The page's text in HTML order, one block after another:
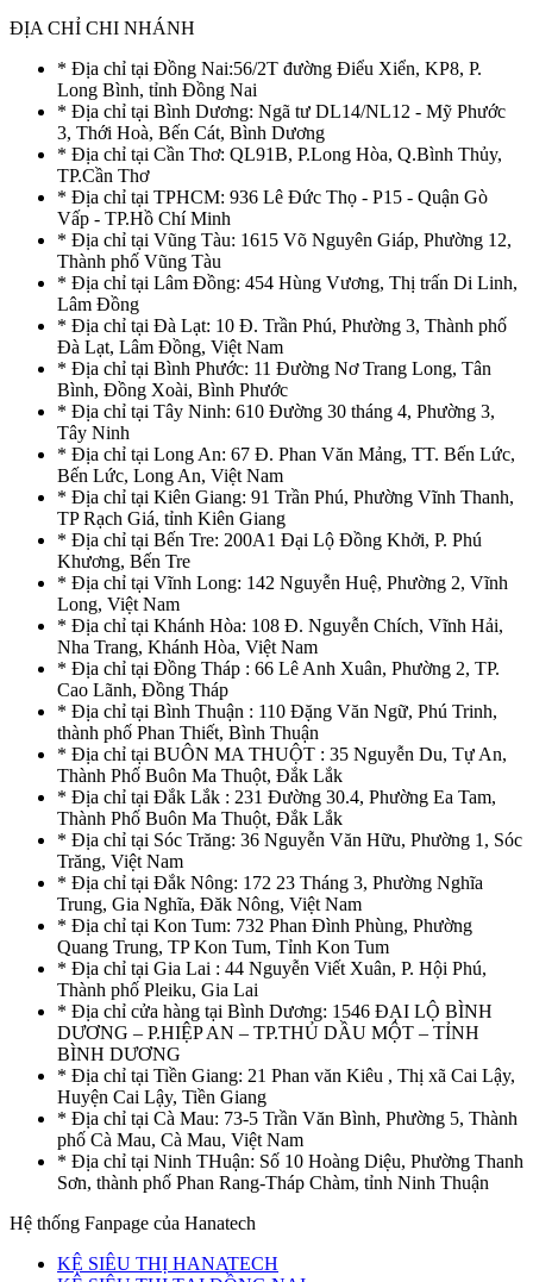
ĐỊA CHỈ CHI NHÁNH
* Địa chỉ tại Đồng Nai:56/2T đường Điểu Xiển, KP8, P.
Long Bình, tỉnh Đồng Nai
* Địa chỉ tại Bình Dương: Ngã tư DL14/NL12 - Mỹ Phước
3, Thới Hoà, Bến Cát, Bình Dương
* Địa chỉ tại Cần Thơ: QL91B, P.Long Hòa, Q.Bình Thủy,
TP.Cần Thơ
* Địa chỉ tại TPHCM: 936 Lê Đức Thọ - P15 - Quận Gò
Vấp - TP.Hồ Chí Minh
* Địa chỉ tại Vũng Tàu: 1615 Võ Nguyên Giáp, Phường 12,
Thành phố Vũng Tàu
* Địa chỉ tại Lâm Đồng: 454 Hùng Vương, Thị trấn Di Linh,
Lâm Đồng
* Địa chỉ tại Đà Lạt: 10 Đ. Trần Phú, Phường 3, Thành phố
Đà Lạt, Lâm Đồng, Việt Nam
* Địa chỉ tại Bình Phước: 11 Đường Nơ Trang Long, Tân
Bình, Đồng Xoài, Bình Phước
* Địa chỉ tại Tây Ninh: 610 Đường 30 tháng 4, Phường 3,
Tây Ninh
* Địa chỉ tại Long An: 67 Đ. Phan Văn Mảng, TT. Bến Lức,
Bến Lức, Long An, Việt Nam
* Địa chỉ tại Kiên Giang: 91 Trần Phú, Phường Vĩnh Thanh,
TP Rạch Giá, tỉnh Kiên Giang
* Địa chỉ tại Bến Tre: 200A1 Đại Lộ Đồng Khởi, P. Phú
Khương, Bến Tre
* Địa chỉ tại Vĩnh Long: 142 Nguyễn Huệ, Phường 2, Vĩnh
Long, Việt Nam
* Địa chỉ tại Khánh Hòa: 108 Đ. Nguyễn Chích, Vĩnh Hải,
Nha Trang, Khánh Hòa, Việt Nam
* Địa chỉ tại Đồng Tháp : 66 Lê Anh Xuân, Phường 2, TP.
Cao Lãnh, Đồng Tháp
* Địa chỉ tại Bình Thuận : 110 Đặng Văn Ngữ, Phú Trinh,
thành phố Phan Thiết, Bình Thuận
* Địa chỉ tại BUÔN MA THUỘT : 35 Nguyễn Du, Tự An,
Thành Phố Buôn Ma Thuột, Đắk Lắk
* Địa chỉ tại Đắk Lắk : 231 Đường 30.4, Phường Ea Tam,
Thành Phố Buôn Ma Thuột, Đắk Lắk
* Địa chỉ tại Sóc Trăng: 36 Nguyễn Văn Hữu, Phường 1, Sóc
Trăng, Việt Nam
* Địa chỉ tại Đắk Nông: 172 23 Tháng 3, Phường Nghĩa
Trung, Gia Nghĩa, Đăk Nông, Việt Nam
* Địa chỉ tại Kon Tum: 732 Phan Đình Phùng, Phường
Quang Trung, TP Kon Tum, Tỉnh Kon Tum
* Địa chỉ tại Gia Lai : 44 Nguyễn Viết Xuân, P. Hội Phú,
Thành phố Pleiku, Gia Lai
* Địa chỉ cửa hàng tại Bình Dương: 1546 ĐẠI LỘ BÌNH
DƯƠNG – P.HIỆP AN – TP.THỦ DẦU MỘT – TỈNH
BÌNH DƯƠNG
* Địa chỉ tại Tiền Giang: 21 Phan văn Kiêu , Thị xã Cai Lậy,
Huyện Cai Lậy, Tiền Giang
* Địa chỉ tại Cà Mau: 73-5 Trần Văn Bình, Phường 5, Thành
phố Cà Mau, Cà Mau, Việt Nam
* Địa chỉ tại Ninh THuận: Số 10 Hoàng Diệu, Phường Thanh
Sơn, thành phố Phan Rang-Tháp Chàm, tỉnh Ninh Thuận
Hệ thống Fanpage của Hanatech
KỆ SIÊU THỊ HANATECH